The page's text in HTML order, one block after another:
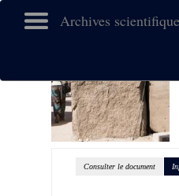
Archives
Consulter le document